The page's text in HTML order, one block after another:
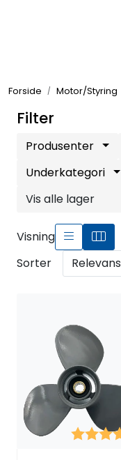
Forside Motor/Styring
Filter
Produsenter
Underkategori
Visning
Sorter
Bygg/
VVS
Motor/Styring
Fritid/Sikkerhet
Båtpleie/Opplag
Seil